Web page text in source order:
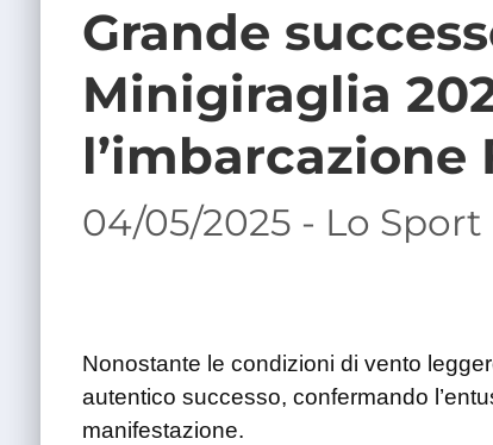
Grande
Minigiraglia
l’imbarcazione
04/05/2025 - Lo Sport
Nonostante le condizioni di vento
autentico successo, confermando
manifestazione.